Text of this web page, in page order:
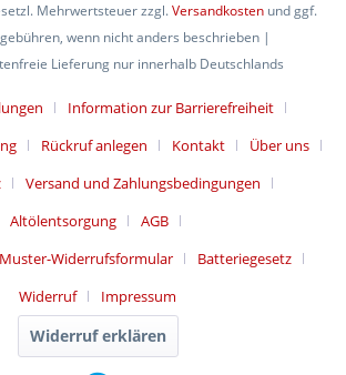
Mehrwertsteuer zzgl.Versandkosten und ggf.
wenn nicht anders beschrieben |
Lieferung nur innerhalb Deutschlands
Information zur Barrierefreiheit
Rückruf anlegen Kontakt
Über uns
Versand und Zahlungsbedingungen
Altölentsorgung
AGB
Widerrufsformular
Batteriegesetz
Widerruf
Impressum
Widerruf erklären